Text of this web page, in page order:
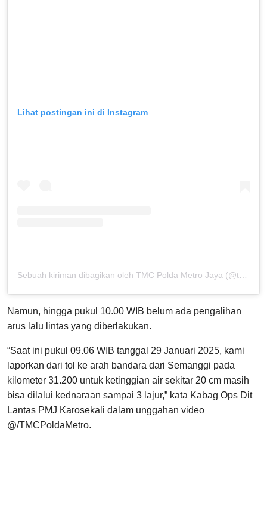
Lihat postingan ini di Instagram
Sebuah kiriman dibagikan oleh TMC Polda Metro Jaya (@tmcpoldametro)
Namun, hingga pukul 10.00 WIB belum ada pengalihan
arus lalu lintas yang diberlakukan.
“Saat ini pukul 09.06 WIB tanggal 29 Januari 2025, kami
laporkan dari tol ke arah bandara dari Semanggi pada
kilometer 31.200 untuk ketinggian air sekitar 20 cm masih
bisa dilalui kednaraan sampai 3 lajur,” kata Kabag Ops Dit
Lantas PMJ Karosekali dalam unggahan video
@/TMCPoldaMetro.